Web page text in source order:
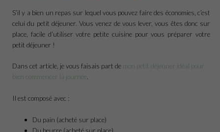
S’il y a bien un repas sur lequel vous pouvez faire des économies, c’est
celui du petit déjeuner. Vous venez de vous lever, vous êtes donc sur
place, facile d’utiliser votre petite cuisine pour vous préparer votre
petit déjeuner !
Dans cet article, je vous faisais part de mon petit déjeuner idéal pour
bien commencer la journée .
Il est composé avec :
Du pain (acheté sur place)